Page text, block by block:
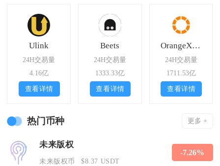
Ulink
24H交易量
4.16亿
查看详情
Beets
24H交易量
1333.33亿
查看详情
OrangeX Futures
24H交易量
1711.53亿
查看详情
热门币种 更多 +
未来版权
未来版权币 $8.37 USDT
-7.26%